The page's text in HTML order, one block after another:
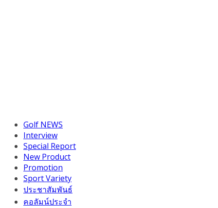
Golf NEWS
Interview
Special Report
New Product
Promotion
Sport Variety
ประชาสัมพันธ์
คอลัมน์ประจำ